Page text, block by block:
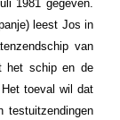
1981 gegeven.
leest Jos in
van
het schip en de
toeval wil dat
testuitzendingen